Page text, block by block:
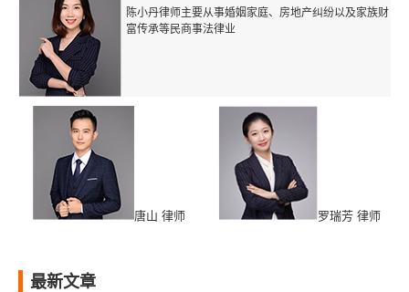
陈小丹律师主要从事婚姻家庭、房地产纠纷以及家族财
富传承等民商事法律业
唐山 律师 罗瑞芳 律师
最新文章